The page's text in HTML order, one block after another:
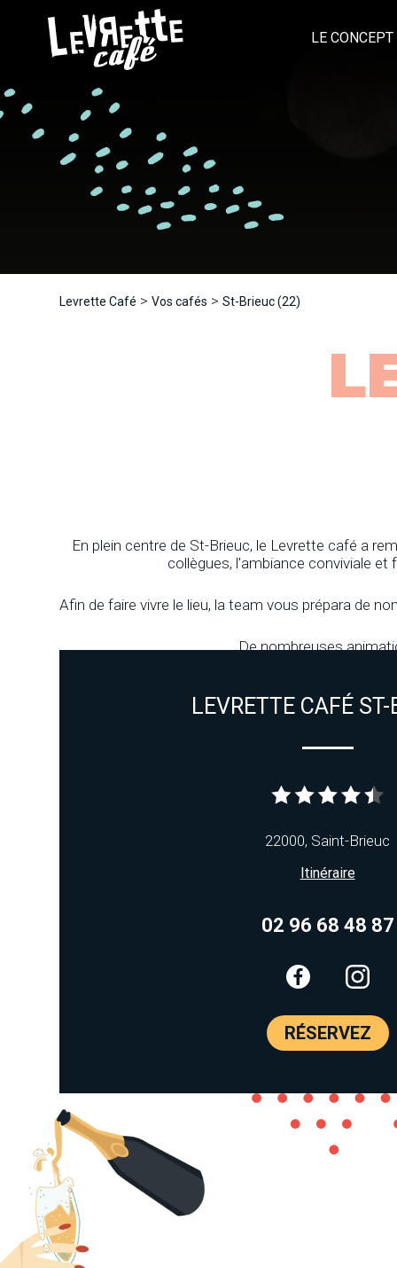
LE CONCEPT
Levrette Café >Vos cafés >St-Brieuc (22)
En plein centre de St-Brieuc, le Levrette café a
collègues, l'ambiance conviviale
Afin de faire vivre le lieu, la team vous prépara de
De nombreuses
LEVRETTE CAFÉ ST-
22000, Saint-Brieuc
Itinéraire
02 96 68 48 87
RÉSERVEZ